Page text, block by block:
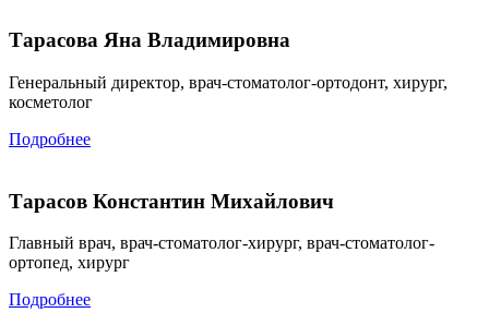
Тарасова Яна Владимировна
Генеральный директор, врач-стоматолог-ортодонт, хирург,
косметолог
Подробнее
Тарасов Константин Михайлович
Главный врач, врач-стоматолог-хирург, врач-стоматолог-
ортопед, хирург
Подробнее